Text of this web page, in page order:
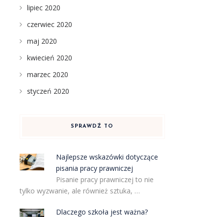
lipiec 2020
czerwiec 2020
maj 2020
kwiecień 2020
marzec 2020
styczeń 2020
SPRAWDŹ TO
Najlepsze wskazówki dotyczące
pisania pracy prawniczej
Pisanie pracy prawniczej to nie
tylko wyzwanie, ale również sztuka, …
Dlaczego szkoła jest ważna?